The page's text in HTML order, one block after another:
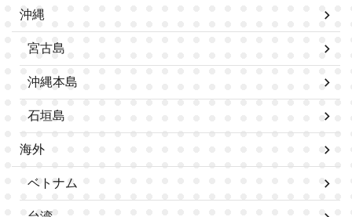
沖縄
宮古島
沖縄本島
石垣島
海外
ベトナム